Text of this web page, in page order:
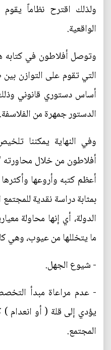
ولذلك اقترح نظاماً يقوم
الواقعية.
وتوصل أفلاطون في كتابه
التي تقوم على التوازن
أساس دستوري قانوني
الدستور جمهرة من الفلاسفة.
وفي النهاية يمكننا
أفلاطون من خلال محاورته
أعظم كتبه وأروعها وأكثرها
بمثابة دراسة نقدية للمجتمع
الدولة، أي إنها محاولة
ما يتخللها من عيوب، وهي
- شيوع الجهل.
- عدم مراعاة مبدأ
يؤدي إلى قلة ( أو انعدام )
المجتمع.